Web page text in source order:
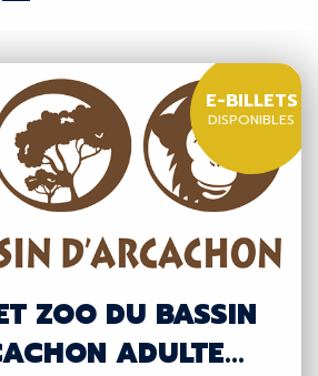
ZOO DU BASSIN
ADULTE...
E-BILLETS
DISPONIBLES